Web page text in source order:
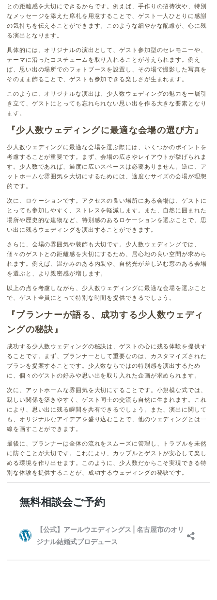
との距離感を大切にできるからです。例えば、手作りの招待状や、特別
なメッセージを添えた席札を用意することで、ゲスト一人ひとりに感謝
の気持ちを伝えることができます。このような細やかな配慮が、心に残
る演出となります。
具体的には、オリジナルの演出として、ゲスト参加型のセレモニーや、
テーマに沿ったコスチュームを取り入れることが考えられます。例え
ば、思い出の場所でのフォトブースを設置し、その場で撮影した写真を
そのまま飾ることで、ゲストも参加できる楽しさが生まれます。
このように、オリジナルな演出は、少人数ウェディングの魅力を一層引
き立て、ゲストにとっても忘れられない思い出を作る大きな要素となり
ます。
『少人数ウェディングに最適な会場の選び方』
少人数ウェディングに最適な会場を選ぶ際には、いくつかのポイントを
考慮することが重要です。まず、会場の広さやレイアウトが挙げられま
す。少人数であれば、過度に広いスペースは必要ありません。逆に、ア
ットホームな雰囲気を大切にするためには、適度なサイズの会場が理想
的です。
次に、ロケーションです。アクセスの良い場所にある会場は、ゲストに
とっても参加しやすく、ストレスを軽減します。また、自然に囲まれた
場所や歴史的な建物など、特別感のあるロケーションを選ぶことで、思
い出に残るウェディングを演出することができます。
さらに、会場の雰囲気や装飾も大切です。少人数ウェディングでは、
個々のゲストとの距離感を大切にするため、居心地の良い空間が求めら
れます。例えば、温かみのある内装や、自然光が差し込む窓のある会場
を選ぶと、より親密感が増します。
以上の点を考慮しながら、少人数ウェディングに最適な会場を選ぶこと
で、ゲスト全員にとって特別な時間を提供できるでしょう。
『プランナーが語る、成功する少人数ウェディ
ングの秘訣』
成功する少人数ウェディングの秘訣は、ゲストの心に残る体験を提供す
ることです。まず、プランナーとして重要なのは、カスタマイズされた
プランを提案することです。少人数ならではの特別感を演出するため
に、個々のゲストの好みや思い出を取り入れた企画が求められます。
次に、アットホームな雰囲気を大切にすることです。小規模な式では、
親しい関係を築きやすく、ゲスト同士の交流も自然に生まれます。これ
により、思い出に残る瞬間を共有できるでしょう。また、演出に関して
も、オリジナルなアイデアを盛り込むことで、他のウェディングとは一
線を画すことができます。
最後に、プランナーは全体の流れをスムーズに管理し、トラブルを未然
に防ぐことが大切です。これにより、カップルとゲストが安心して楽し
める環境を作り出せます。このように、少人数だからこそ実現できる特
別な体験を提供することが、成功するウェディングの秘訣です。